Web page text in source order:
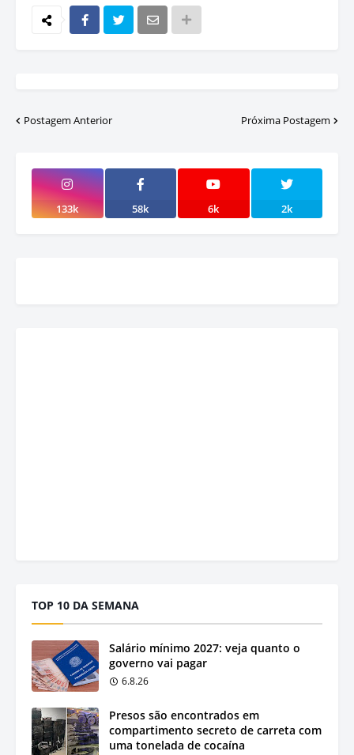
Postagem Anterior Próxima Postagem
133k 58k 6k 2k
TOP 10 DA SEMANA
Salário mínimo 2027: veja quanto o
governo vai pagar
6.8.26
Presos são encontrados em
compartimento secreto de carreta com
uma tonelada de cocaína